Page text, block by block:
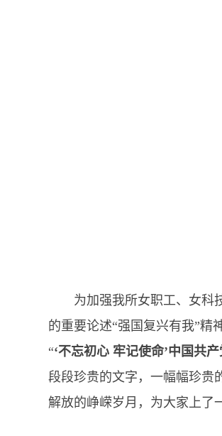
为加强我所女职工、女科技
的重要论述“强国复兴有我”精
“‘不忘初心 牢记使命’中国共
段段珍贵的文字，一幅幅珍贵
解放的峥嵘岁月，为大家上了